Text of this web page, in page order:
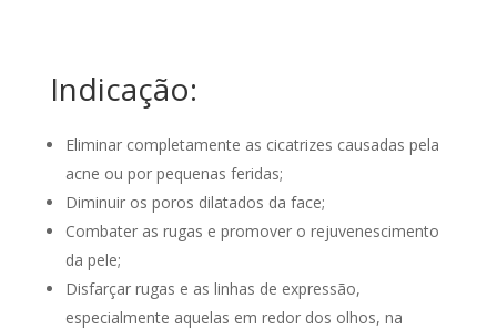
Indicação:
Eliminar completamente as cicatrizes causadas pela
acne ou por pequenas feridas;
Diminuir os poros dilatados da face;
Combater as rugas e promover o rejuvenescimento
da pele;
Disfarçar rugas e as linhas de expressão,
especialmente aquelas em redor dos olhos, na